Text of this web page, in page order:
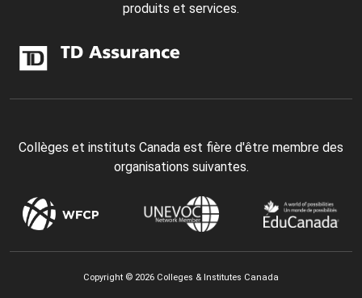
produits et services.
Collèges et instituts Canada est fière d'être membre des
organisations suivantes.
Copyright © 2026 Colleges & Institutes Canada